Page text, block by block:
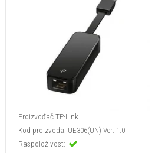
Proizvođač TP-Link
Kod proizvoda: UE306(UN) Ver: 1.0
Raspoloživost: